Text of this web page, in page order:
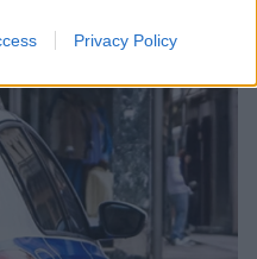
Privacy Policy